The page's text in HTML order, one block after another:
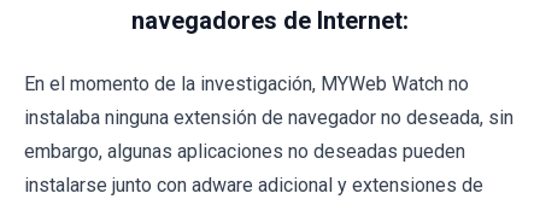
navegadores de Internet:
En el momento de la investigación, MYWeb Watch no
instalaba ninguna extensión de navegador no deseada, sin
embargo, algunas aplicaciones no deseadas pueden
instalarse junto con adware adicional y extensiones de